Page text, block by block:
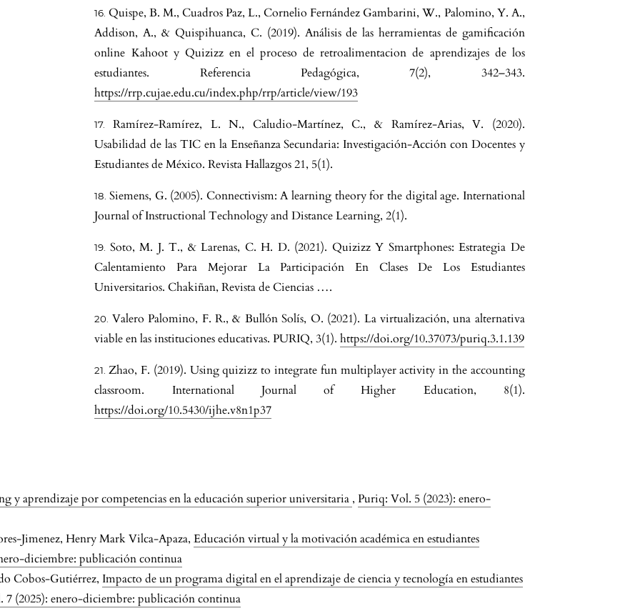
Quispe, B. M., Cuadros Paz, L., Cornelio Fernández Gambarini, W., Palomino, Y. A.,
Addison, A., & Quispihuanca, C. (2019). Análisis de las herramientas de gamificación
online Kahoot y Quizizz en el proceso de retroalimentacion de aprendizajes de los
estudiantes. Referencia Pedagógica, 7(2), 342–343.
https://rrp.cujae.edu.cu/index.php/rrp/article/view/193
Ramírez-Ramírez, L. N., Caludio-Martínez, C., & Ramírez-Arias, V. (2020).
Usabilidad de las TIC en la Enseñanza Secundaria: Investigación-Acción con Docentes y
Estudiantes de México. Revista Hallazgos 21, 5(1).
Siemens, G. (2005). Connectivism: A learning theory for the digital age. International
Journal of Instructional Technology and Distance Learning, 2(1).
Soto, M. J. T., & Larenas, C. H. D. (2021). Quizizz Y Smartphones: Estrategia De
Calentamiento Para Mejorar La Participación En Clases De Los Estudiantes
Universitarios. Chakiñan, Revista de Ciencias ….
Valero Palomino, F. R., & Bullón Solís, O. (2021). La virtualización, una alternativa
viable en las instituciones educativas. PURIQ, 3(1).https://doi.org/10.37073/puriq.3.1.139
Zhao, F. (2019). Using quizizz to integrate fun multiplayer activity in the accounting
classroom. International Journal of Higher Education, 8(1).
https://doi.org/10.5430/ijhe.v8n1p37
y aprendizaje por competencias en la educación superior universitaria ,Puriq: Vol. 5 (2023): enero-
Jimenez, Henry Mark Vilca-Apaza,Educación virtual y la motivación académica en estudiantes
diciembre: publicación continua
Cobos-Gutiérrez, Impacto de un programa digital en el aprendizaje de ciencia y tecnología en estudiantes
7 (2025): enero-diciembre: publicación continua